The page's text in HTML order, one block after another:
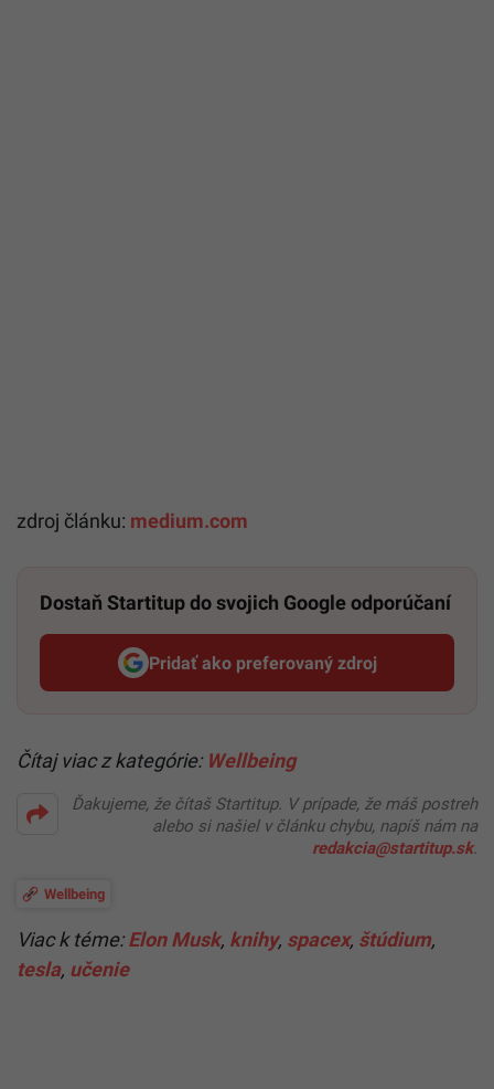
zdroj článku: medium.com
Dostaň Startitup do svojich Google odporúčaní
Pridať ako preferovaný zdroj
Startitup, odkaz sa otvorí v
Čítaj viac z kategórie: Wellbeing
Ďakujeme, že čítaš Startitup. V prípade, že máš postreh
alebo si našiel v článku chybu, napíš nám na
redakcia@startitup.sk.
Wellbeing
Viac k téme:Elon Musk, knihy, spacex, štúdium,
tesla, učenie